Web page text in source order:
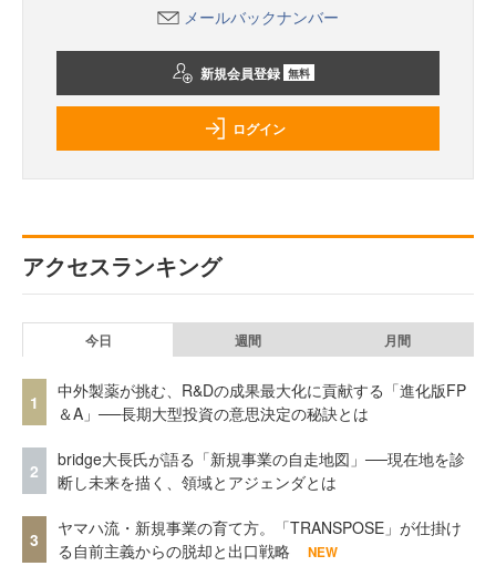
メールバックナンバー
新規会員登録 無料
ログイン
アクセスランキング
今日 週間 月間
1
中外製薬が挑む、R&Dの成果最大化に貢献する「進化版FP
＆A」──長期大型投資の意思決定の秘訣とは
2
bridge大長氏が語る「新規事業の自走地図」──現在地を診
断し未来を描く、領域とアジェンダとは
3
ヤマハ流・新規事業の育て方。「TRANSPOSE」が仕掛け
る自前主義からの脱却と出口戦略
NEW